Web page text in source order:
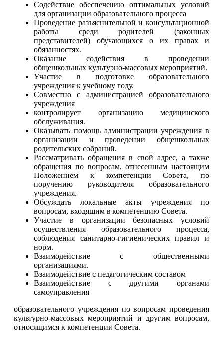
Содействие обеспечению оптимальных условий
для организации образовательного процесса
Проведение разъяснительной и консультационной
работы среди родителей (законных
представителей) обучающихся о их правах и
обязанностях.
Оказание содействия в проведении
общешкольных культурно-массовых мероприятий.
Участие в подготовке образовательного
учреждения к учебному году.
Совместно с администрацией образовательного
учреждения
контролирует организацию медицинского
обслуживания.
Оказывать помощь администрации учреждения в
организации и проведении общешкольных
родительских собраний.
Рассматривать обращения в свой адрес, а также
обращения по вопросам, отнесенным настоящим
Положением к компетенции Совета, по
поручению руководителя образовательного
учреждения.
Обсуждать локальные акты учреждения по
вопросам, входящим в компетенцию Совета.
Участие в организации безопасных условий
осуществления образовательного процесса,
соблюдения санитарно-гигиенических правил и
норм.
Взаимодействие с общественными
организациями.
Взаимодействие с педагогическим составом
Взаимодействие с другими органами
самоуправления
образовательного учреждения по вопросам проведения
культурно-массовых мероприятий и другим вопросам,
относящимся к компетенции Совета.